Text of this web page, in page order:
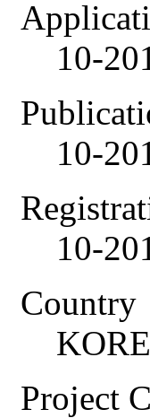
10-
10-
10-
Country
Project